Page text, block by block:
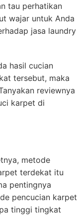
tau perhatikan
wajar untuk Anda
jasa laundry
hasil cucian
tersebut, maka
reviewnya
karpet di
metode
terdekat itu
pentingnya
pencucian karpet
tinggi tingkat